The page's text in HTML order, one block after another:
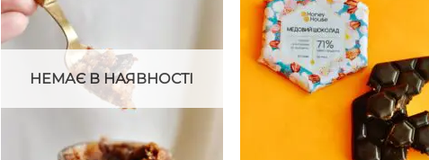
НЕМАЄ В НАЯВНОСТІ